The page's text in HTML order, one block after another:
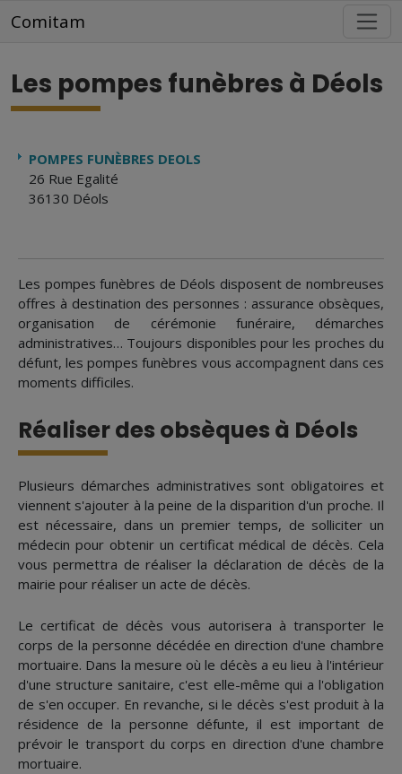
Comitam
Les pompes funèbres à Déols
Les pompes funèbres de Déols disposent de nombreuses
offres à destination des personnes : assurance obsèques,
organisation de cérémonie funéraire, démarches
administratives… Toujours disponibles pour les proches du
défunt, les pompes funèbres vous accompagnent dans ces
moments difficiles.
Réaliser des obsèques à Déols
Plusieurs démarches administratives sont obligatoires et
viennent s'ajouter à la peine de la disparition d'un proche. Il
est nécessaire, dans un premier temps, de solliciter un
médecin pour obtenir un certificat médical de décès. Cela
vous permettra de réaliser la déclaration de décès de la
mairie pour réaliser un acte de décès.
Le certificat de décès vous autorisera à transporter le
corps de la personne décédée en direction d'une chambre
mortuaire. Dans la mesure où le décès a eu lieu à l'intérieur
d'une structure sanitaire, c'est elle-même qui a l'obligation
de s'en occuper. En revanche, si le décès s'est produit à la
résidence de la personne défunte, il est important de
prévoir le transport du corps en direction d'une chambre
mortuaire.
POMPES FUNÈBRES DEOLS
26 Rue Egalité
36130 Déols